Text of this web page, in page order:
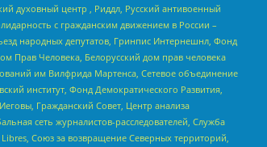
духовный центр , Риддл, Русский антивоенный
с гражданским движением в России –
народных депутатов, Гринпис Интернешнл, Фонд
Прав Человека, Белорусский дом прав человека
им Вилфрида Мартенса, Сетевое объединение
институт, Фонд Демократического Развития,
Гражданский Совет, Центр анализа
сеть журналистов-расследователей, Служба
Союз за возвращение Северных территорий,